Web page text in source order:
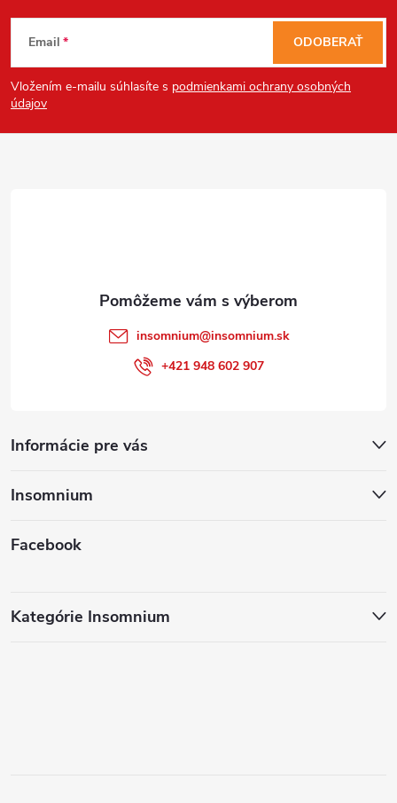
Z
á
p
Email
Vložením e-mailu súhlasíte s podmienkami ochrany osobných
údajov
ODOBERAŤ
Informácie pre vás
Insomnium
Facebook
insomnium@insomnium.sk
+421 948 602 907
Kategórie Insomnium